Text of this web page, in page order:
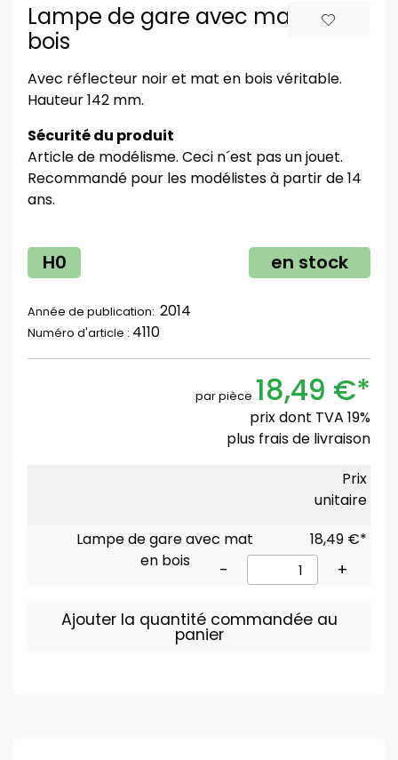
Lampe de gare avec mat en
bois
Avec réflecteur noir et mat en bois véritable.
Hauteur 142 mm.
Sécurité du produit
Article de modélisme. Ceci n´est pas un jouet.
Recommandé pour les modélistes à partir de 14
ans.
H0 en stock
Année de publication: 2014
Numéro d'article : 4110
par pièce 18,49 €*
prix dont TVA 19%
plus frais de livraison
Prix
unitaire
Lampe de gare avec mat
en bois
18,49 €*
- +
Ajouter la quantité commandée au
panier